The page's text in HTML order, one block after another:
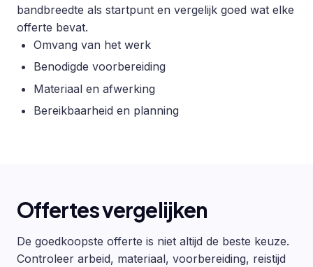
bandbreedte als startpunt en vergelijk goed wat elke
offerte bevat.
Omvang van het werk
Benodigde voorbereiding
Materiaal en afwerking
Bereikbaarheid en planning
Offertes vergelijken
De goedkoopste offerte is niet altijd de beste keuze.
Controleer arbeid, materiaal, voorbereiding, reistijd